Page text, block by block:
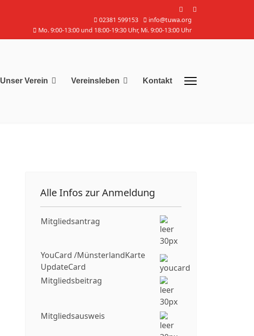
02381 599153
info@tuwa.org
Mo. 9:00-13:00 und 18:00-19:30 Uhr, Mi. 9:00-13:00 Uhr
Unser Verein Vereinsleben Kontakt
Alle Infos zur Anmeldung
Mitgliedsantrag
YouCard /MünsterlandKarte
UpdateCard
Mitgliedsbeitrag
Mitgliedsausweis